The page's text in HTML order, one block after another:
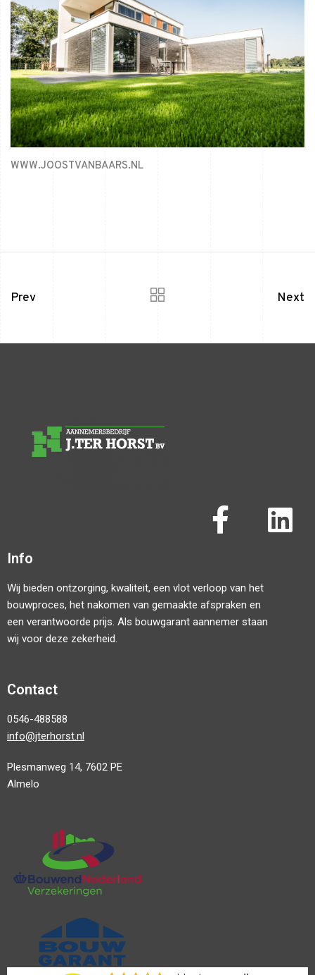
WWW.JOOSTVANBAARS.NL
Prev Next
Info
Wij bieden ontzorging, kwaliteit, een vlot verloop van het
bouwproces, het nakomen van gemaakte afspraken en
een verantwoorde prijs. Als bouwgarant aannemer staan
wij voor deze zekerheid.
Contact
0546-488588
info@jterhorst.nl
Plesmanweg 14, 7602 PE
Almelo